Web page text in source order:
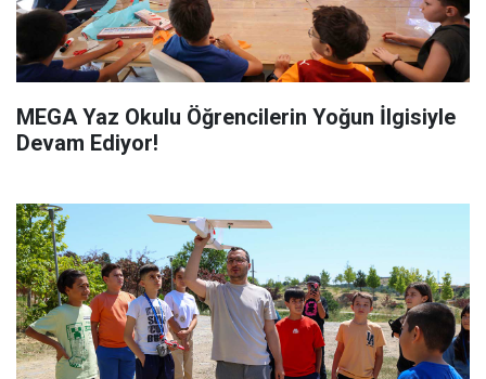
MEGA Yaz Okulu Öğrencilerin Yoğun İlgisiyle
Devam Ediyor!